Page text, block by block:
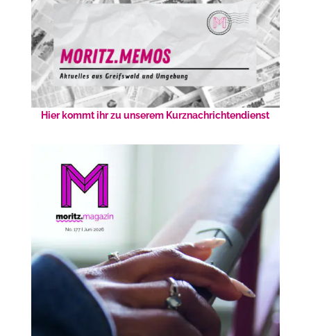
Hier kommt ihr zu unserem Kurznachrichtendienst